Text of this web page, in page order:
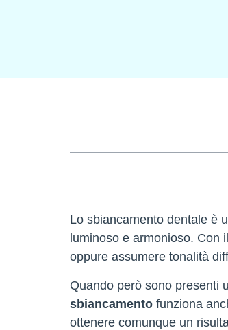
Lo sbiancamento dentale è
luminoso e armonioso.
oppure assumere tonalità
Quando però sono presenti
sbiancamento funziona
ottenere comunque un